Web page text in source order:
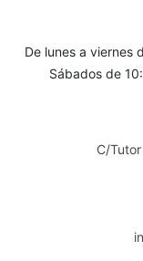
De lunes a viernes
Sábados de
C/